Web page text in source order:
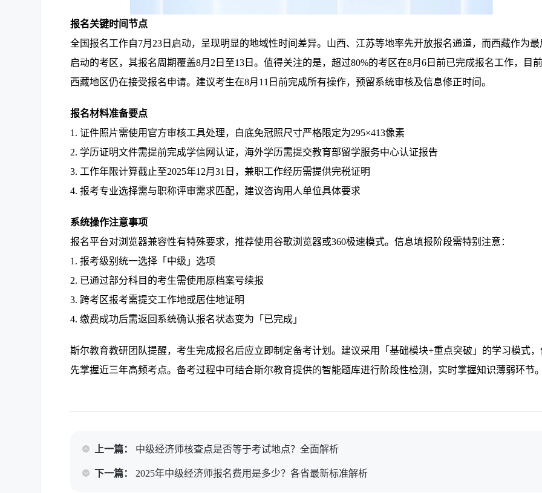
报名关键时间节点
全国报名工作自7月23日启动，呈现明显的地域性时间差异。山西、江苏等地率先开放报名通道，而西藏作为最
启动的考区，其报名周期覆盖8月2日至13日。值得关注的是，超过80%的考区在8月6日前已完成报名工作，目
西藏地区仍在接受报名申请。建议考生在8月11日前完成所有操作，预留系统审核及信息修正时间。
报名材料准备要点
1. 证件照片需使用官方审核工具处理，白底免冠照尺寸严格限定为295×413像素
2. 学历证明文件需提前完成学信网认证，海外学历需提交教育部留学服务中心认证报告
3. 工作年限计算截止至2025年12月31日，兼职工作经历需提供完税证明
4. 报考专业选择需与职称评审需求匹配，建议咨询用人单位具体要求
系统操作注意事项
报名平台对浏览器兼容性有特殊要求，推荐使用谷歌浏览器或360极速模式。信息填报阶段需特别注意：
1. 报考级别统一选择「中级」选项
2. 已通过部分科目的考生需使用原档案号续报
3. 跨考区报考需提交工作地或居住地证明
4. 缴费成功后需返回系统确认报名状态变为「已完成」
斯尔教育教研团队提醒，考生完成报名后应立即制定备考计划。建议采用「基础模块+重点突破」的学习模式，
先掌握近三年高频考点。备考过程中可结合斯尔教育提供的智能题库进行阶段性检测，实时掌握知识薄弱环节
上一篇： 中级经济师核查点是否等于考试地点？全面解析
下一篇： 2025年中级经济师报名费用是多少？各省最新标准解析